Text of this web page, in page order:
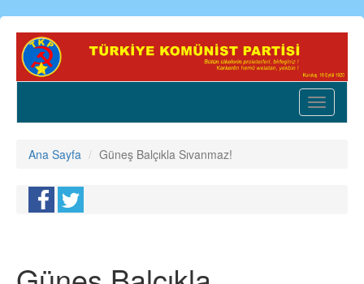
Ana
içeriğe
Toggle
Ana Sayfa Güneş Balçıkla Sıvanmaz!